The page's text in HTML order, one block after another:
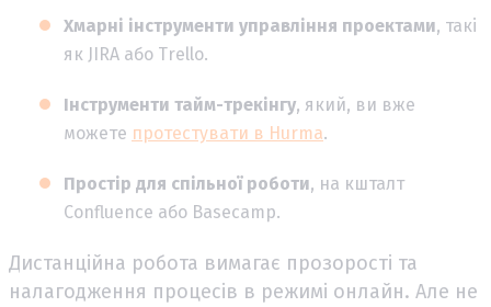
Хмарні інструменти управління проектами, такі
як JIRA або Trello.
Інструменти тайм-трекінгу, який, ви вже
можете протестувати в Hurma.
Простір для спільної роботи, на кшталт
Confluence або Basecamp.
Дистанційна робота вимагає прозорості та
налагодження процесів в режимі онлайн. Але не